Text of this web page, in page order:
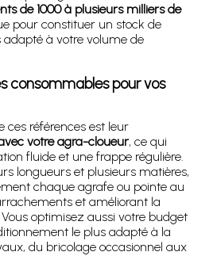
de 1000 à plusieurs milliers de
pour constituer un stock de
à votre volume de
consommables pour vos
ces références est leur
votre agra-cloueur, ce qui
fluide et une frappe régulière.
longueurs et plusieurs matières,
chaque agrafe ou pointe au
et améliorant la
optimisez aussi votre budget
le plus adapté à la
du bricolage occasionnel aux